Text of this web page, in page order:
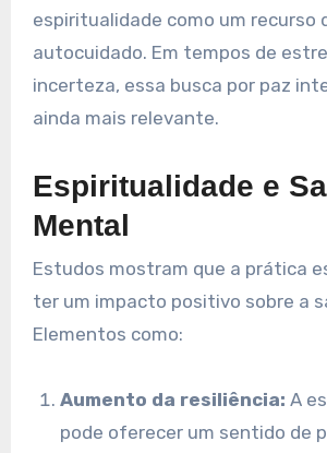
espiritualidade como um recurso
autocuidado. Em tempos de
incerteza, essa busca por paz
ainda mais relevante.
Espiritualidade e
Mental
Estudos mostram que a prática
ter um impacto positivo sobre a
Elementos como:
Aumento da resiliência: A
pode oferecer um sentido de